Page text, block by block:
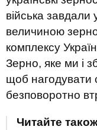
війська завдали
величиною
комплексу
Зерно, яке ми і
щоб нагодувати
безповоротно
Читайте